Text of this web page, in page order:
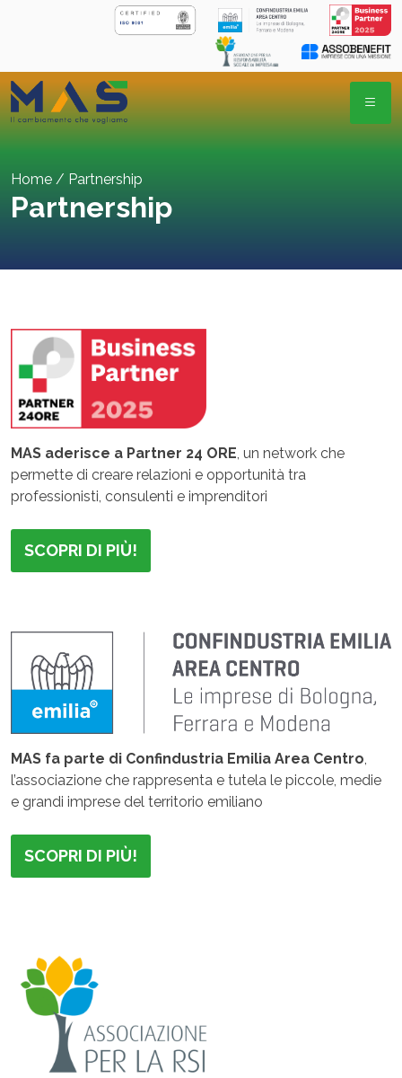
Home / Partnership
Partnership
MAS aderisce a Partner 24 ORE, un network che
permette di creare relazioni e opportunità tra
professionisti, consulenti e imprenditori
SCOPRI DI PIÙ!
MAS fa parte di Confindustria Emilia Area Centro,
l’associazione che rappresenta e tutela le piccole, medie
e grandi imprese del territorio emiliano
SCOPRI DI PIÙ!